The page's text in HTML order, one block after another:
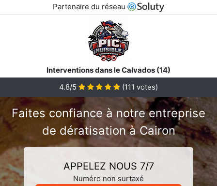
Partenaire du réseau
Interventions dans le Calvados (14)
4.8/5
(111 votes)
Faites confiance à notre entreprise
de dératisation à Cairon
APPELEZ NOUS 7/7
Numéro non surtaxé